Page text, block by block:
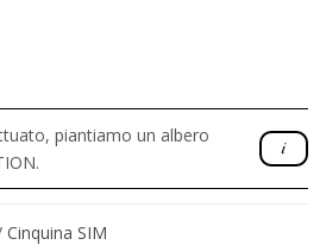
piantiamo un albero
SIM